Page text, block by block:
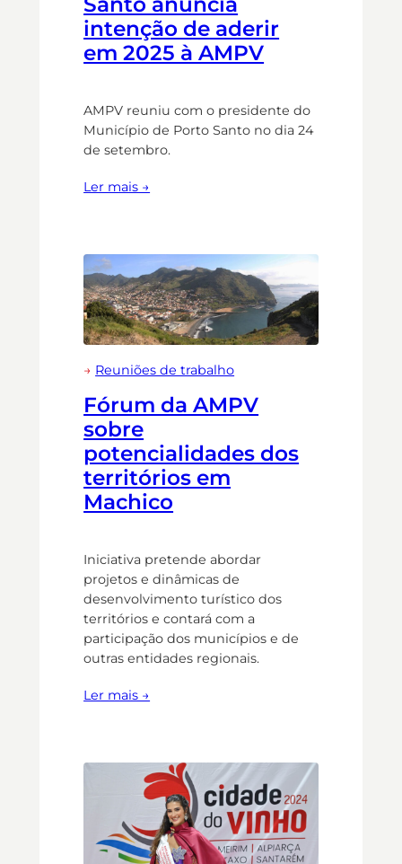
intenção de aderir
em 2025 à AMPV
AMPV reuniu com o presidente do
Município de Porto Santo no dia 24
de setembro.
Ler mais →
→ Reuniões de trabalho
Fórum da AMPV
sobre
potencialidades dos
territórios em
Machico
Iniciativa pretende abordar
projetos e dinâmicas de
desenvolvimento turístico dos
territórios e contará com a
participação dos municípios e de
outras entidades regionais.
Ler mais →